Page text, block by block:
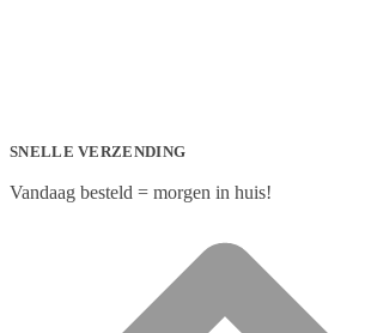
SNELLE VERZENDING
Vandaag besteld = morgen in huis!